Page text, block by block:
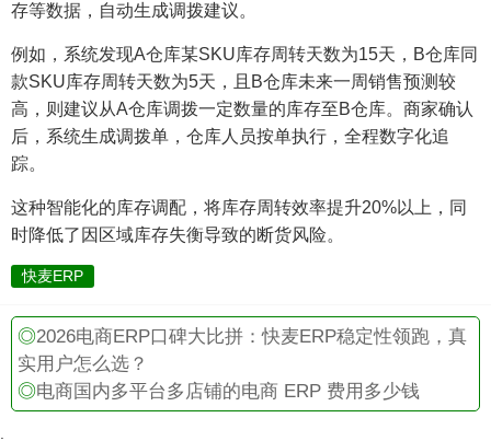
存等数据，自动生成调拨建议。
例如，系统发现A仓库某SKU库存周转天数为15天，B仓库同
款SKU库存周转天数为5天，且B仓库未来一周销售预测较
高，则建议从A仓库调拨一定数量的库存至B仓库。商家确认
后，系统生成调拨单，仓库人员按单执行，全程数字化追
踪。
这种智能化的库存调配，将库存周转效率提升20%以上，同
时降低了因区域库存失衡导致的断货风险。
快麦ERP
◎2026电商ERP口碑大比拼：快麦ERP稳定性领跑，真
实用户怎么选？
◎电商国内多平台多店铺的电商 ERP 费用多少钱